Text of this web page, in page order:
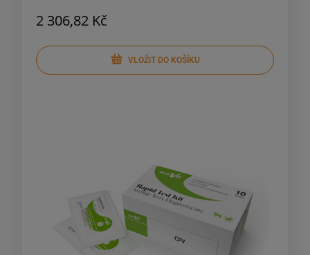
2 306,82 Kč
VLOŽIT DO KOŠÍKU